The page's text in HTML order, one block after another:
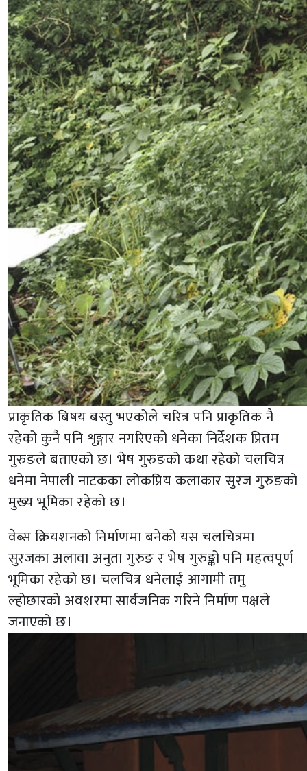
प्राकृतिक बिषय बस्तु भएकोले चरित्र पनि प्राकृतिक नै
रहेको कुनै पनि शृङ्गार नगरिएको धनेका निर्देशक प्रितम
गुरुङले बताएको छ। भेष गुरुङको कथा रहेको चलचित्र
धनेमा नेपाली नाटकका लोकप्रिय कलाकार सुरज गुरुङको
मुख्य भूमिका रहेको छ।
वेब्स क्रियशनको निर्माणमा बनेको यस चलचित्रमा
सुरजका अलावा अनुता गुरुङ र भेष गुरुङ्को पनि महत्वपूर्ण
भूमिका रहेको छ। चलचित्र धनेलाई आगामी तमु
ल्होछारको अवशरमा सार्वजनिक गरिने निर्माण पक्षले
जनाएको छ।